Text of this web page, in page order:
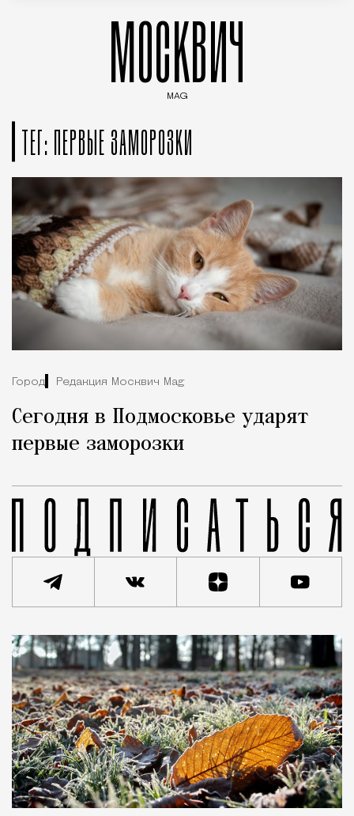
МОСКВИЧ
MAG
ТЕГ: ПЕРВЫЕ ЗАМОРОЗКИ
Город Редакция Москвич Mag
Сегодня в Подмосковье ударят
первые заморозки